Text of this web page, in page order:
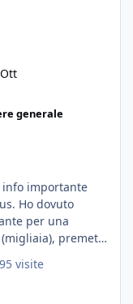
generale
info importante
Ho dovuto
per una
premetto
vasca con 200
visite